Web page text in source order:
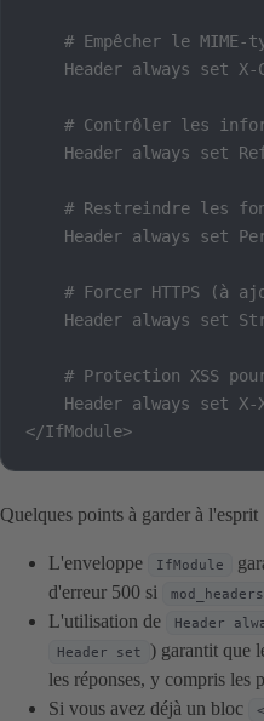
# Empêcher le MIME-
Header always set
# Contrôler les
Header always set
# Restreindre les
Header always set
# Forcer HTTPS (à
Header always set
# Protection XSS
Header always set
</IfModule>
Quelques points à garder à l'esprit
L'enveloppe IfModule
d'erreur 500 si
mod_headers
L'utilisation de
Header
Header set ) garantit que
les réponses, y compris les
Si vous avez déjà un bloc